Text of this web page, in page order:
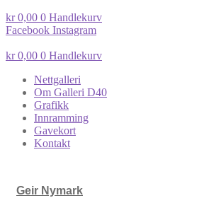
kr0,00 0 Handlekurv
Facebook Instagram
kr0,00 0 Handlekurv
Nettgalleri
Om Galleri D40
Grafikk
Innramming
Gavekort
Kontakt
Geir Nymark